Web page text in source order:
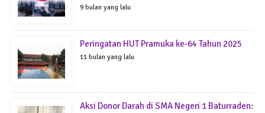
9 bulan yang lalu
Peringatan HUT Pramuka ke-64 Tahun 2025
11 bulan yang lalu
Aksi Donor Darah di SMA Negeri 1 Baturraden: